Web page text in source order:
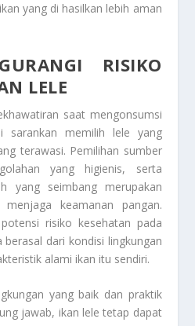
yang di hasilkan lebih aman
RISIKO
LELE
saat mengonsumsi
sarankan memilih lele yang
terawasi. Pemilihan sumber
yang higienis, serta
yang seimbang merupakan
keamanan pangan.
risiko kesehatan pada
dari kondisi lingkungan
alami ikan itu sendiri.
yang baik dan praktik
jawab, ikan lele tetap dapat